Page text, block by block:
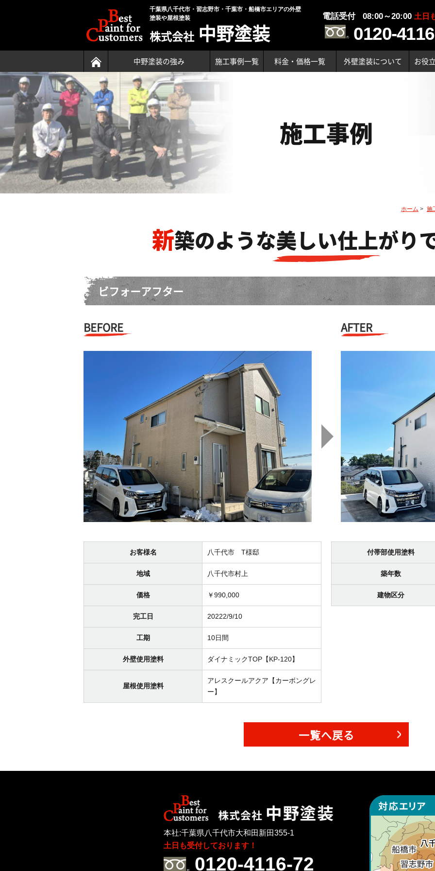
千葉県八千代市・習志野市・千葉市・船橋市エリアの外壁
塗装や屋根塗装
株式会社中野塗装
電話受付 08:00～20:00 土日
0120-
中野塗装の強み 施工事例一覧 料金・価格一覧 外壁塗装について お役
施工事例
ホーム > 施
新築のような美しい仕上がり
ビフォーアフター
AFTER
BEFORE
お客様名 八千代市 T様邸
地域 八千代市村上
価格 ￥990,000
完工日 20222/9/10
工期 10日間
外壁使用塗料 ダイナミックTOP【KP-120】
屋根使用塗料
アレスクールアクア【カーボングレ
ー】
付帯部使用塗料
築年数
建物区分
一覧へ戻る
本社:千葉県八千代市大和田新田355-1
土日も受付しております！
0120-4116-72